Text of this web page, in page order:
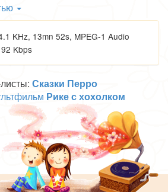
некрасив, но зато будет умен
за него захочет выйти замуж
он станет самым красивым на
успокоилась, назвала
и начала любить его горячей
королевстве, у другой королевы
была такая прекрасная, что с нею
лишь утренняя звезда
та же самая Фея.
предупредить вас, вы родили
девочку. Глупее ее нет никого на
ваша глупая дочь согласиться
KHz, 13mn 52s, MPEG-1 Audio
Kbps
Сказки Перро
Рике с хохолком